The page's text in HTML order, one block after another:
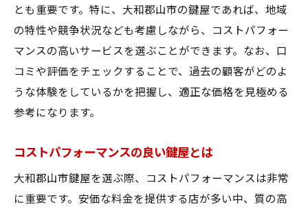
とも重要です。特に、大和郡山市の鍵屋であれば、地域
の特性や競争状況なども考慮しながら、コストパフォー
マンスの高いサービスを選ぶことができます。なお、口
コミや評価をチェックすることで、過去の顧客がどのよ
うな体験をしているかを把握し、適正な価格を見極める
参考になります。
コストパフォーマンスの良い鍵屋とは
大和郡山市鍵屋を選ぶ際、コストパフォーマンスは非常
に重要です。安価な料金を提供する店が多い中、質の高